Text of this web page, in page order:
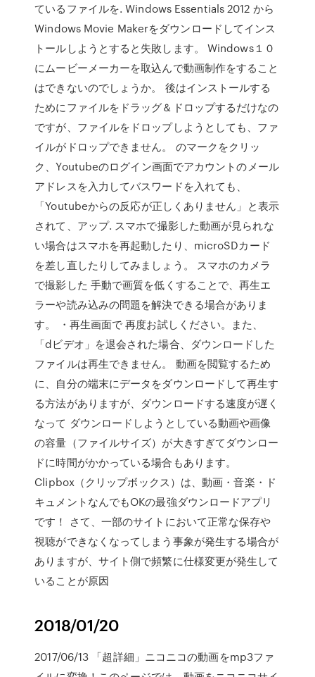
ているファイルを. Windows Essentials 2012 から
Windows Movie Makerをダウンロードしてインス
トールしようとすると失敗します。 Windows１０
にムービーメーカーを取込んで動画制作をすること
はできないのでしょうか。 後はインストールする
ためにファイルをドラッグ＆ドロップするだけなの
ですが、ファイルをドロップしようとしても、ファ
イルがドロップできません。 のマークをクリッ
ク、Youtubeのログイン画面でアカウントのメール
アドレスを入力してバスワードを入れても、
「Youtubeからの反応が正しくありません」と表示
されて、アップ. スマホで撮影した動画が見られな
い場合はスマホを再起動したり、microSDカード
を差し直したりしてみましょう。 スマホのカメラ
で撮影した 手動で画質を低くすることで、再生エ
ラーや読み込みの問題を解決できる場合がありま
す。 ・再生画面で 再度お試しください。また、
「dビデオ」を退会された場合、ダウンロードした
ファイルは再生できません。 動画を閲覧するため
に、自分の端末にデータをダウンロードして再生す
る方法がありますが、ダウンロードする速度が遅く
なって ダウンロードしようとしている動画や画像
の容量（ファイルサイズ）が大きすぎてダウンロー
ドに時間がかかっている場合もあります。
Clipbox（クリップボックス）は、動画・音楽・ド
キュメントなんでもOKの最強ダウンロードアプリ
です！ さて、一部のサイトにおいて正常な保存や
視聴ができなくなってしまう事象が発生する場合が
ありますが、サイト側で頻繁に仕様変更が発生して
いることが原因
2018/01/20
2017/06/13 「超詳細」ニコニコの動画をmp3ファ